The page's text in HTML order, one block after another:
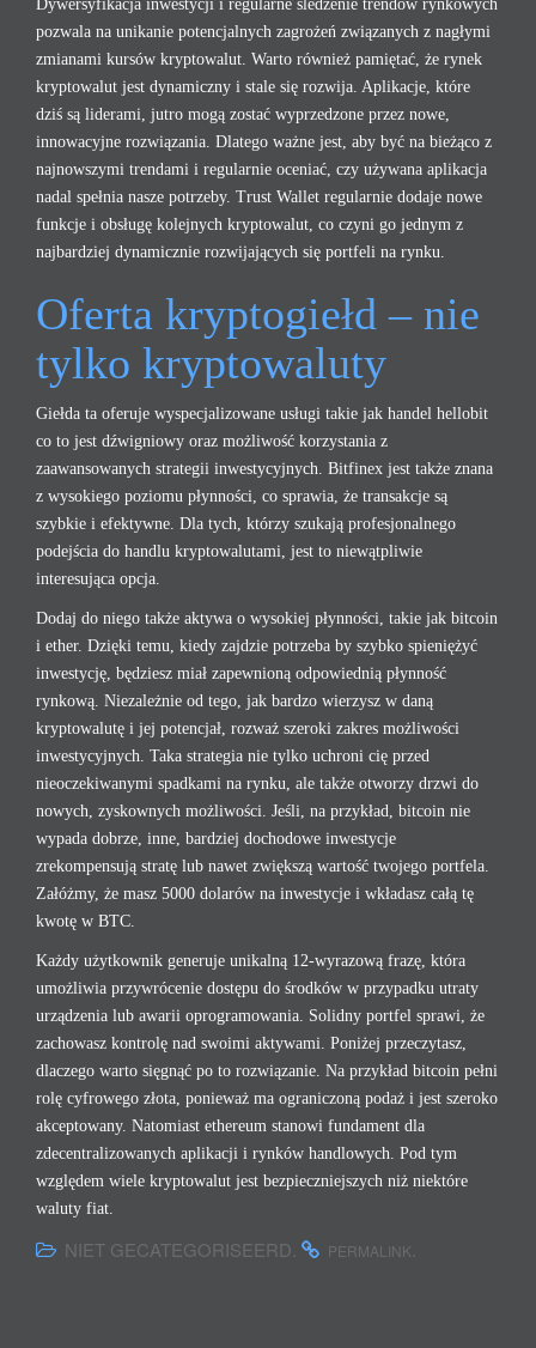
Dywersyfikacja inwestycji i regularne śledzenie trendów rynkowych
pozwala na unikanie potencjalnych zagrożeń związanych z nagłymi
zmianami kursów kryptowalut. Warto również pamiętać, że rynek
kryptowalut jest dynamiczny i stale się rozwija. Aplikacje, które
dziś są liderami, jutro mogą zostać wyprzedzone przez nowe,
innowacyjne rozwiązania. Dlatego ważne jest, aby być na bieżąco z
najnowszymi trendami i regularnie oceniać, czy używana aplikacja
nadal spełnia nasze potrzeby. Trust Wallet regularnie dodaje nowe
funkcje i obsługę kolejnych kryptowalut, co czyni go jednym z
najbardziej dynamicznie rozwijających się portfeli na rynku.
Oferta kryptogiełd – nie
tylko kryptowaluty
Giełda ta oferuje wyspecjalizowane usługi takie jak handel hellobit
co to jest dźwigniowy oraz możliwość korzystania z
zaawansowanych strategii inwestycyjnych. Bitfinex jest także znana
z wysokiego poziomu płynności, co sprawia, że transakcje są
szybkie i efektywne. Dla tych, którzy szukają profesjonalnego
podejścia do handlu kryptowalutami, jest to niewątpliwie
interesująca opcja.
Dodaj do niego także aktywa o wysokiej płynności, takie jak bitcoin
i ether. Dzięki temu, kiedy zajdzie potrzeba by szybko spieniężyć
inwestycję, będziesz miał zapewnioną odpowiednią płynność
rynkową. Niezależnie od tego, jak bardzo wierzysz w daną
kryptowalutę i jej potencjał, rozważ szeroki zakres możliwości
inwestycyjnych. Taka strategia nie tylko uchroni cię przed
nieoczekiwanymi spadkami na rynku, ale także otworzy drzwi do
nowych, zyskownych możliwości. Jeśli, na przykład, bitcoin nie
wypada dobrze, inne, bardziej dochodowe inwestycje
zrekompensują stratę lub nawet zwiększą wartość twojego portfela.
Załóżmy, że masz 5000 dolarów na inwestycje i wkładasz całą tę
kwotę w BTC.
Każdy użytkownik generuje unikalną 12-wyrazową frazę, która
umożliwia przywrócenie dostępu do środków w przypadku utraty
urządzenia lub awarii oprogramowania. Solidny portfel sprawi, że
zachowasz kontrolę nad swoimi aktywami. Poniżej przeczytasz,
dlaczego warto sięgnąć po to rozwiązanie. Na przykład bitcoin pełni
rolę cyfrowego złota, ponieważ ma ograniczoną podaż i jest szeroko
akceptowany. Natomiast ethereum stanowi fundament dla
zdecentralizowanych aplikacji i rynków handlowych. Pod tym
względem wiele kryptowalut jest bezpieczniejszych niż niektóre
waluty fiat.
NIET GECATEGORISEERD. PERMALINK